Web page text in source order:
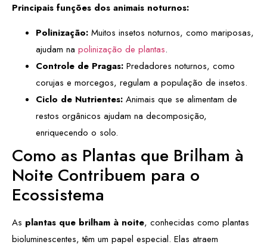
Principais funções dos animais noturnos:
Polinização: Muitos insetos noturnos, como mariposas,
ajudam na polinização de plantas.
Controle de Pragas: Predadores noturnos, como
corujas e morcegos, regulam a população de insetos.
Ciclo de Nutrientes: Animais que se alimentam de
restos orgânicos ajudam na decomposição,
enriquecendo o solo.
Como as Plantas que Brilham à
Noite Contribuem para o
Ecossistema
As plantas que brilham à noite, conhecidas como plantas
bioluminescentes, têm um papel especial. Elas atraem